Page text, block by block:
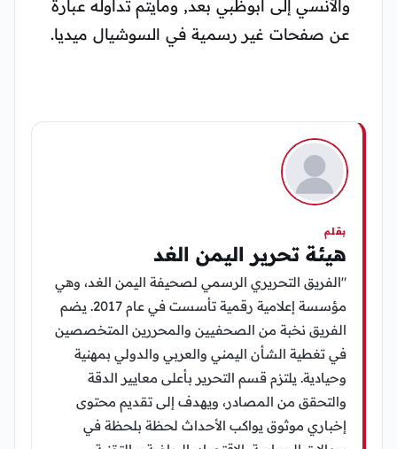
والآنسي إلى أبوظبي بعد, ومايتم تداوله عبارة
عن صفحات غير رسمية في السوشيال ميديا.
بقلم
هيئة تحرير اليمن الغد
"الفريق التحريري الرسمي لصحيفة اليمن الغد، وهي
مؤسسة إعلامية رقمية تأسست في عام 2017. يضم
الفريق نخبة من الصحفيين والمحررين المتخصصين
في تغطية الشأن اليمني والعربي والدولي بمهنية
وحيادية. يلتزم قسم التحرير بأعلى معايير الدقة
والتحقق من المصادر، ويهدف إلى تقديم محتوى
إخباري موثوق يواكب الأحداث لحظة بلحظة في